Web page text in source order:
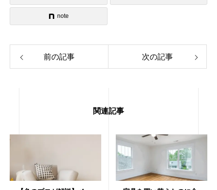
note
前の記事 次の記事
関連記事